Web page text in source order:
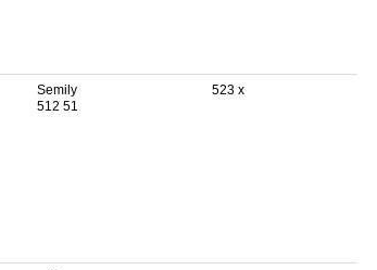
Semily
512 51
523 x